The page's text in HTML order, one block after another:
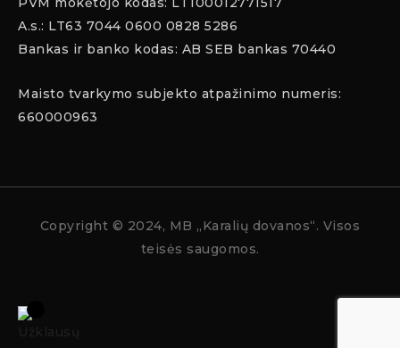
A.s.: LT63 7044 0600 0828 5286
Bankas ir banko kodas: AB SEB bankas 70440
Maisto tvarkymo subjekto atpažinimo numeris:
660000963
Copyright © 2024, MB „Karalių dovanos“. Visos
teisės saugomos.